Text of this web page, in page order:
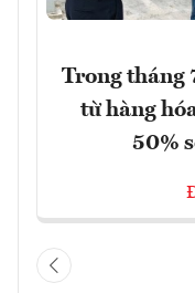
Trong tháng
từ hàng
50%